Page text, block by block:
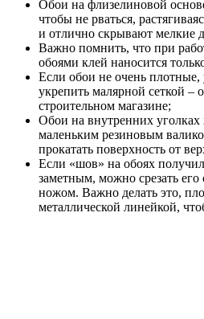
Обои на флизелиновой
чтобы не рваться,
и отлично скрывают мелкие
Важно помнить, что при
обоями клей наносится
Если обои не очень
укрепить малярной сеткой –
строительном магазине;
Обои на внутренних
маленьким резиновым
прокатать поверхность от
Если «шов» на обоях
заметным, можно срезать
ножом. Важно делать это,
металлической линейкой,